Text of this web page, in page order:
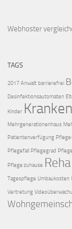
Webhoster
TAGS
2017 Anwalt barrierefrei
Desinfektionsautomaten
Kinder
Mehrgenerationenhaus
Patientenverfügung
Pflegefall Pflegegrad
Pflege zuhause Reha
Tagespflege Umbaukosten
Vertretung